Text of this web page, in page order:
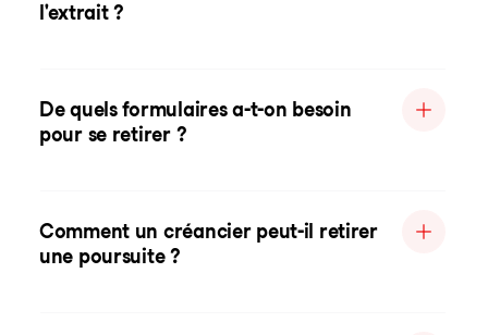
l'extrait ?
De quels formulaires a-t-on besoin
pour se retirer ?
Comment un créancier peut-il retirer
une poursuite ?